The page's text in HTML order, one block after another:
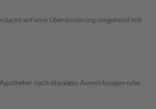
auf eine Überdosierung umgehend mit
nach etwaigen Auswirkungen oder